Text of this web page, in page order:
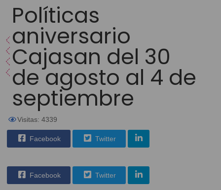
Políticas
aniversario
Cajasan del 30
de agosto al 4 de
septiembre
Visitas: 4339
Facebook Twitter
Facebook Twitter